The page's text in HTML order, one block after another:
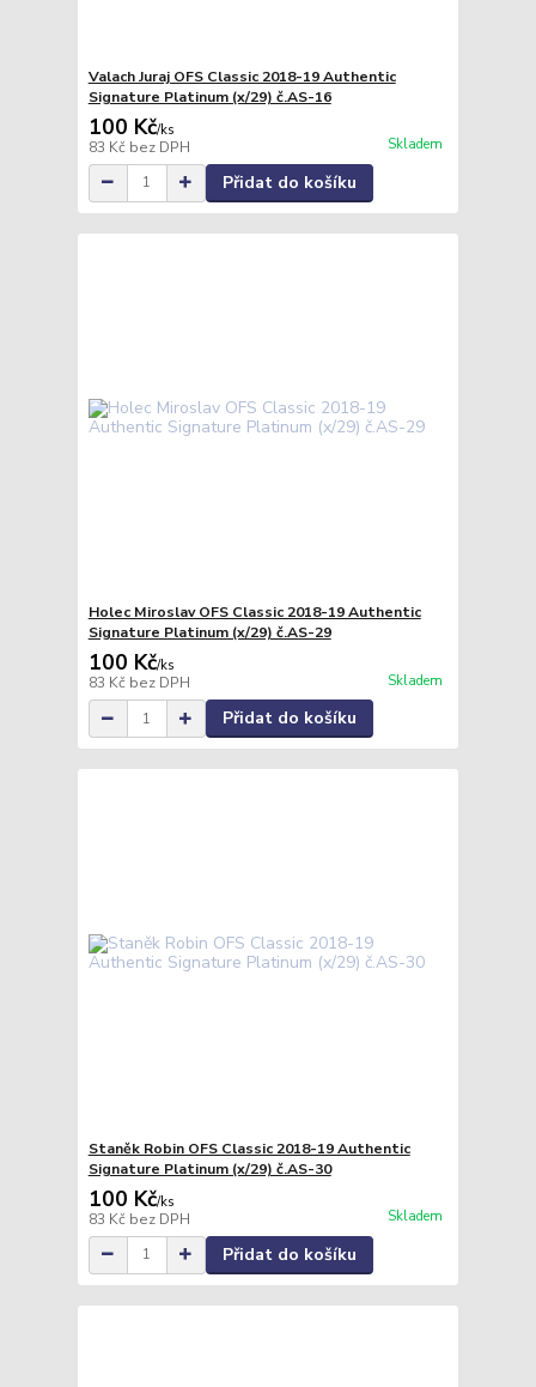
Valach Juraj OFS Classic 2018-19 Authentic
Signature Platinum (x/29) č.AS-16
100 Kč/ks
83 Kč bez DPH Skladem
Přidat do košíku
Holec Miroslav OFS Classic 2018-19 Authentic
Signature Platinum (x/29) č.AS-29
100 Kč/ks
83 Kč bez DPH Skladem
Přidat do košíku
Staněk Robin OFS Classic 2018-19 Authentic
Signature Platinum (x/29) č.AS-30
100 Kč/ks
83 Kč bez DPH Skladem
Přidat do košíku